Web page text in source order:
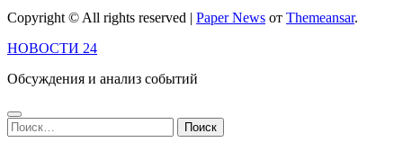
Copyright © All rights reserved | Paper News от Themeansar.
НОВОСТИ 24
Обсуждения и анализ событий
Найти: